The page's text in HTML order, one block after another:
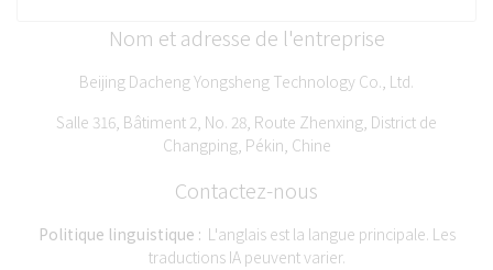
Nom et adresse de l'entreprise
Beijing Dacheng Yongsheng Technology Co., Ltd.
Salle 316, Bâtiment 2, No. 28, Route Zhenxing, District de
Changping, Pékin, Chine
Contactez-nous
Politique linguistique : L'anglais est la langue principale. Les
traductions IA peuvent varier.